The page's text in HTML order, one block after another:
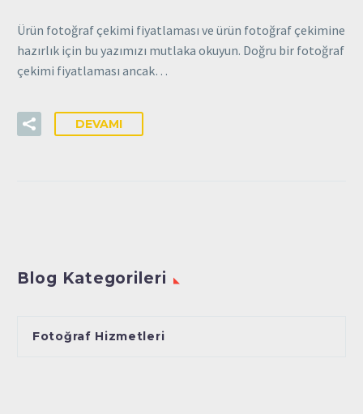
Ürün fotoğraf çekimi fiyatlaması ve ürün fotoğraf çekimine
hazırlık için bu yazımızı mutlaka okuyun. Doğru bir fotoğraf
çekimi fiyatlaması ancak…
DEVAMI
Blog Kategorileri
Fotoğraf Hizmetleri